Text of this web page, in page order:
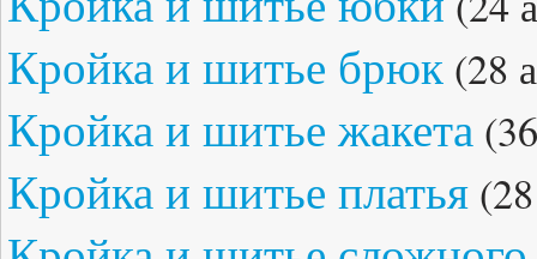
Кройка и шитье брюк (28
Кройка и шитье жакета
Кройка и шитье платья